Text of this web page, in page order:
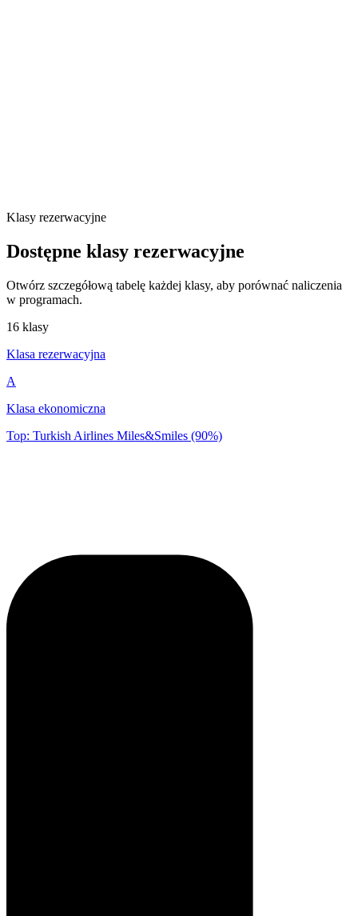
Klasy rezerwacyjne
Dostępne klasy rezerwacyjne
Otwórz szczegółową tabelę każdej klasy, aby porównać naliczenia
w programach.
16 klasy
Klasa rezerwacyjna
A
Klasa ekonomiczna
Top: Turkish Airlines Miles&Smiles (90%)